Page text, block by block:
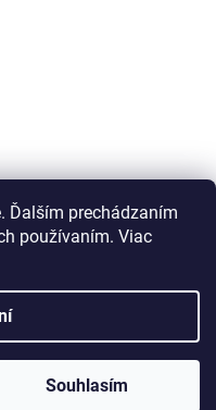
Ďalším prechádzaním
používaním. Viac
Souhlasím
rozkresů neustále
vám pomůžeme.
=Netmedia s.r.o.